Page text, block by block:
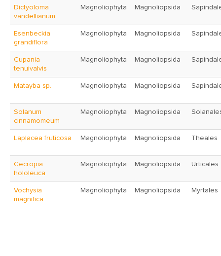
Dictyoloma
vandellianum
Magnoliophyta Magnoliopsida
Esenbeckia
grandiflora
Magnoliophyta Magnoliopsida
Cupania
tenuivalvis
Magnoliophyta Magnoliopsida
Matayba sp. Magnoliophyta Magnoliopsida
Solanum
cinnamomeum
Magnoliophyta Magnoliopsida
Laplacea fruticosa Magnoliophyta Magnoliopsida Theales
Cecropia
hololeuca
Magnoliophyta Magnoliopsida Urticales
Vochysia
magnifica
Magnoliophyta Magnoliopsida Myrtales